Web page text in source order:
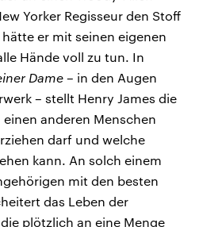
Yorker Regisseur den Stoff
er mit seinen eigenen
Hände voll zu tun. In
Dame – in den Augen
– stellt Henry James die
anderen Menschen
darf und welche
kann. An solch einem
mit den besten
das Leben der
plötzlich an eine Menge